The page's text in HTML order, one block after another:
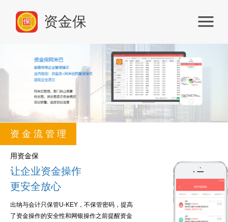
资金保
资 金 流 管 理
用资金保
让企业资金操作
更安全放心
出纳与会计只保管U-KEY，不保管密码，提高
了资金操作的安全性和网银操作之前提醒资金